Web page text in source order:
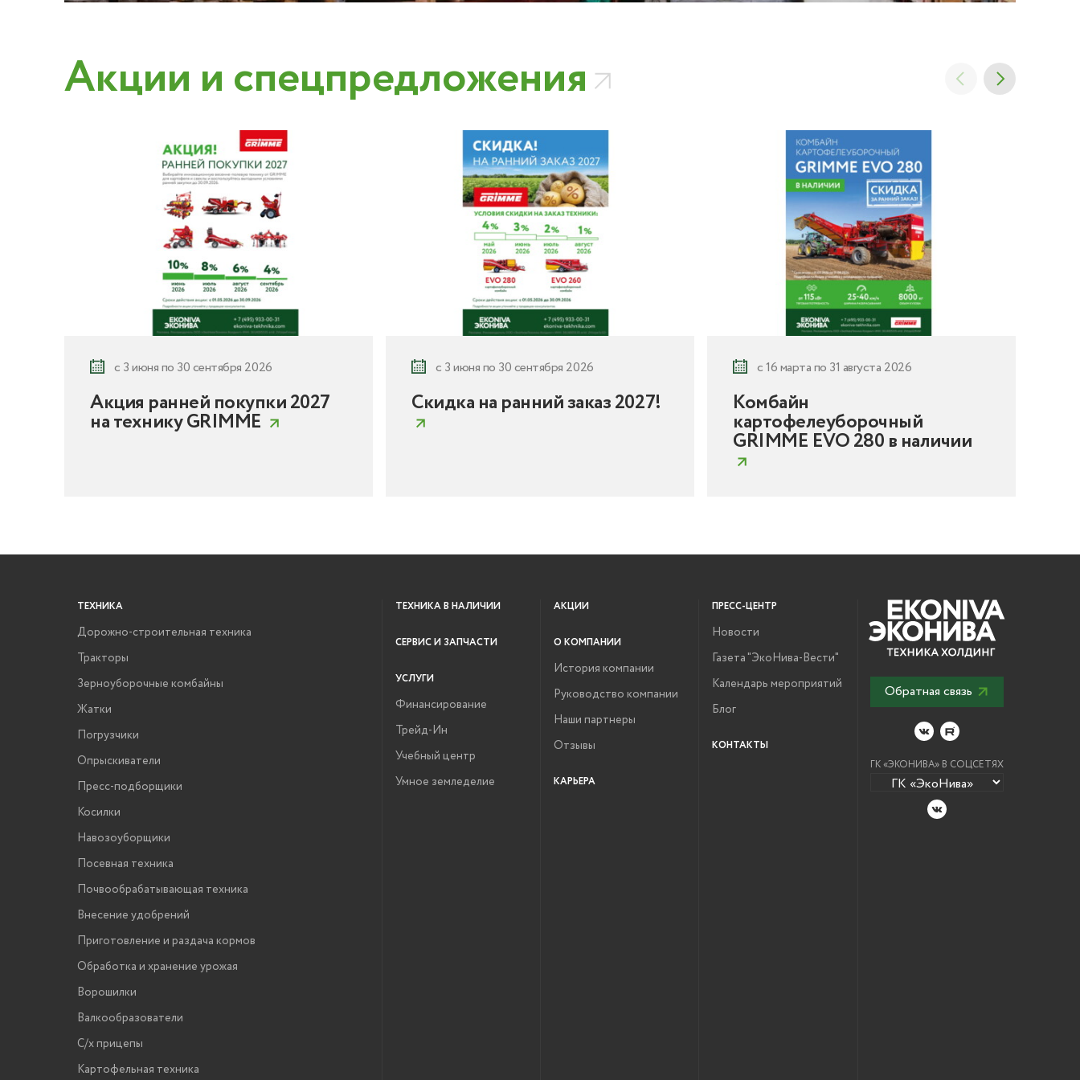
Акции и спецпредложения
с 3 июня по 30 сентября 2026
Акция ранней покупки 2027
на технику GRIMME
с 3 июня по 30 сентября 2026
Скидка на ранний заказ 2027!
с 16 марта по 31 августа 2026
Комбайн
картофелеуборочный
GRIMME EVO 280 в наличии
ТЕХНИКА
Дорожно-строительная техника
Тракторы
Зерноуборочные комбайны
Жатки
Погрузчики
Опрыскиватели
Пресс-подборщики
Косилки
Навозоуборщики
Посевная техника
Почвообрабатывающая техника
Внесение удобрений
Приготовление и раздача кормов
Обработка и хранение урожая
Ворошилки
Валкообразователи
С/х прицепы
Картофельная техника
ТЕХНИКА В НАЛИЧИИ
СЕРВИС И ЗАПЧАСТИ
УСЛУГИ
Финансирование
Трейд-Ин
Учебный центр
Умное земледелие
АКЦИИ
О КОМПАНИИ
История компании
Руководство компании
Наши партнеры
Отзывы
КАРЬЕРА
ПРЕСС-ЦЕНТР
Новости
Газета "ЭкоНива-Вести"
Календарь мероприятий
Блог
КОНТАКТЫ
Обратная связь
ГК «ЭКОНИВА» В СОЦСЕТЯХ